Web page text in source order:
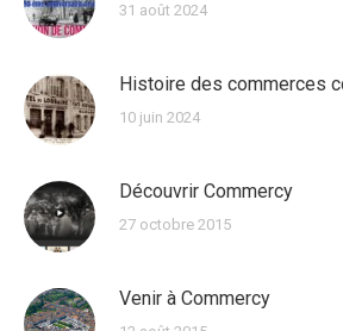
31 août 2024
Histoire des commerces
10 juin 2024
Découvrir Commercy
27 octobre 2015
Venir à Commercy